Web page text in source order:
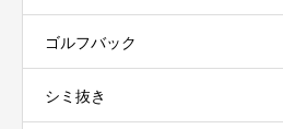
ゴルフバック
シミ抜き